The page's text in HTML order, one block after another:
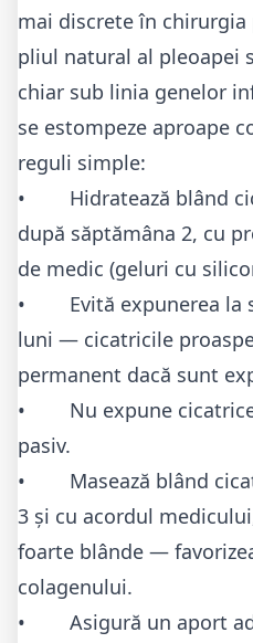
mai discrete în
pliul natural al pleoapei
chiar sub linia genelor
se estompeze aproape
reguli simple:
• Hidratează blând
după săptămâna 2, cu
de medic (geluri cu
• Evită expunerea la
luni — cicatricile
permanent dacă sunt
• Nu expune
pasiv.
• Masează blând
3 și cu acordul
foarte blânde —
colagenului.
• Asigură un aport